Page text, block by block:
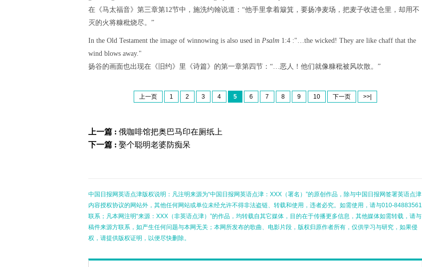
在《马太福音》第三章第12节中，施洗约翰说道：“他手里拿着簸箕，要扬净麦场，把麦子收进仓里，却用不
灭的火将糠秕烧尽。”
In the Old Testament the image of winnowing is also used in Psalm 1:4 :"…the wicked! They are like chaff that the
wind blows away."
扬谷的画面也出现在《旧约》里《诗篇》的第一章第四节：“…恶人！他们就像糠秕被风吹散。”
上一页 1 2 3 4 5 6 7 8 9 10 下一页 >>|
上一篇 : 俄咖啡馆把奥巴马印在厕纸上
下一篇 : 娶个聪明老婆防痴呆
中国日报网英语点津版权说明：凡注明来源为“中国日报网英语点津：XXX（署名）”的原创作品，除与中国日报网签署英语点津
内容授权协议的网站外，其他任何网站或单位未经允许不得非法盗链、转载和使用，违者必究。如需使用，请与010-84883561
联系；凡本网注明“来源：XXX（非英语点津）”的作品，均转载自其它媒体，目的在于传播更多信息，其他媒体如需转载，请与
稿件来源方联系，如产生任何问题与本网无关；本网所发布的歌曲、电影片段，版权归原作者所有，仅供学习与研究，如果侵
权，请提供版权证明，以便尽快删除。